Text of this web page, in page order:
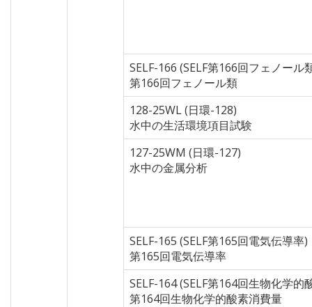
SELF-166 (SELF第166回フェノール
第166回フェノール類
128-25WL (日環-128)
水中の生活環境項目試験
127-25WM (日環-127)
水中の金属分析
SELF-165 (SELF第165回電気伝導率)
第165回電気伝導率
SELF-164 (SELF第164回生物化学的
第164回生物化学的酸素消費量